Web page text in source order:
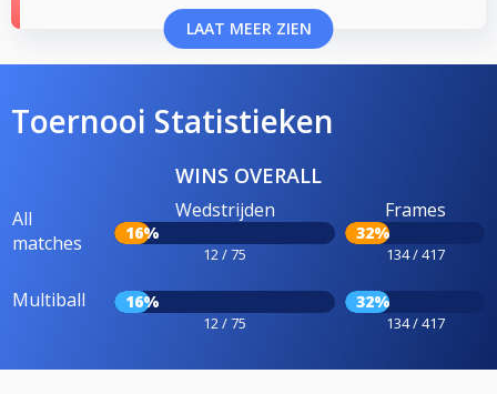
LAAT MEER ZIEN
Toernooi Statistieken
WINS OVERALL
All
matches
Wedstrijden
16%
12 / 75
Frames
32%
134 / 417
Multiball 16%
12 / 75
32%
134 / 417